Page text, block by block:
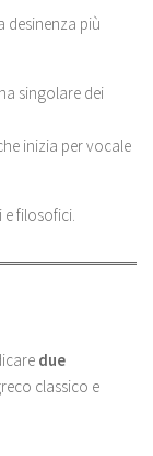
desinenza più
singolare dei
inizia per vocale
filosofici.
due
classico e